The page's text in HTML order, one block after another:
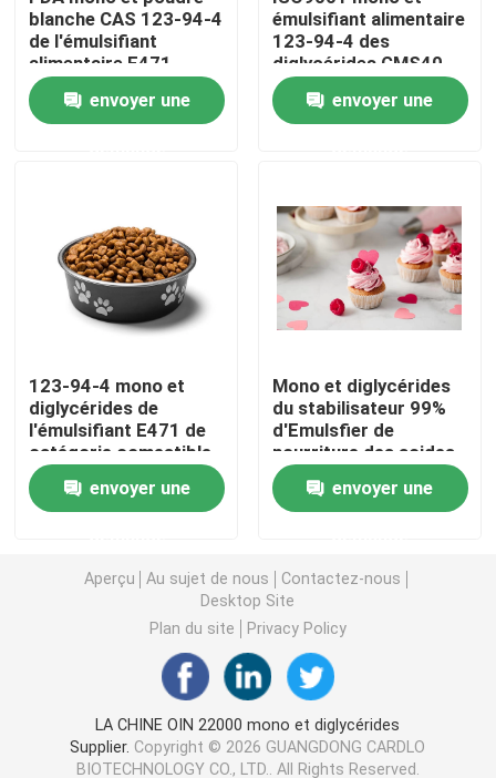
Contrôle de qualité
Contactez-nous
Demandez une citation
Émulsifiant alimentaire E471
Émulsifiant de catégorie comestible
Émulsifiants alimentaires naturels
Mono et diglycérides
Monostéarate de glycérol
Émulsifiant de promoteur de gâteau
blanche CAS 123-94-4
de l'émulsifiant
alimentaire E471
GMS40 de
diglycéridesenvoyer une
émulsifiant alimentaire
123-94-4 des
diglycérides GMS40
E471
envoyer une
123-94-4 mono et
diglycérides de
l'émulsifiant E471 de
catégorie comestible
d'acides gras pour
des alimentations
envoyer une
Mono et diglycérides
du stabilisateur 99%
d'Emulsfier de
nourriture des acides
gras GMS40
envoyer une
Aperçu Au sujet de nous
Contactez-nous
Desktop Site
Plan du site
Privacy Policy
LA CHINE OIN 22000 mono et diglycérides
Supplier. Copyright © 2026 GUANGDONG CARDLO
BIOTECHNOLOGY CO., LTD.. All Rights Reserved.